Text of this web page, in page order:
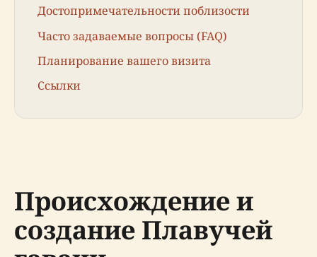
Достопримечательности поблизости
Часто задаваемые вопросы (FAQ)
Планирование вашего визита
Ссылки
Происхождение и
создание Плавучей